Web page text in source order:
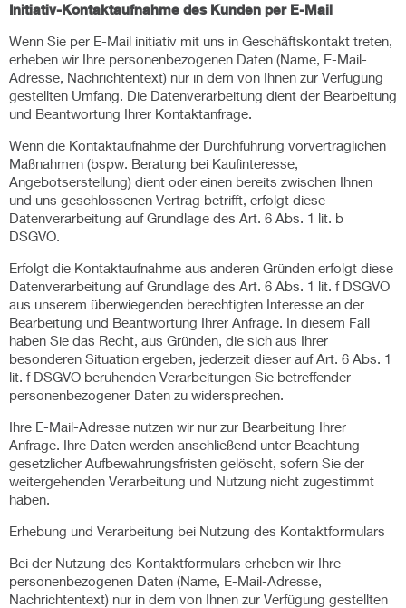
Initiativ-Kontaktaufnahme des Kunden per E-Mail
Wenn Sie per E-Mail initiativ mit uns in Geschäftskontakt treten,
erheben wir Ihre personenbezogenen Daten (Name, E-Mail-
Adresse, Nachrichtentext) nur in dem von Ihnen zur Verfügung
gestellten Umfang. Die Datenverarbeitung dient der Bearbeitung
und Beantwortung Ihrer Kontaktanfrage.
Wenn die Kontaktaufnahme der Durchführung vorvertraglichen
Maßnahmen (bspw. Beratung bei Kaufinteresse,
Angebotserstellung) dient oder einen bereits zwischen Ihnen
und uns geschlossenen Vertrag betrifft, erfolgt diese
Datenverarbeitung auf Grundlage des Art. 6 Abs. 1 lit. b
DSGVO.
Erfolgt die Kontaktaufnahme aus anderen Gründen erfolgt diese
Datenverarbeitung auf Grundlage des Art. 6 Abs. 1 lit. f DSGVO
aus unserem überwiegenden berechtigten Interesse an der
Bearbeitung und Beantwortung Ihrer Anfrage. In diesem Fall
haben Sie das Recht, aus Gründen, die sich aus Ihrer
besonderen Situation ergeben, jederzeit dieser auf Art. 6 Abs. 1
lit. f DSGVO beruhenden Verarbeitungen Sie betreffender
personenbezogener Daten zu widersprechen.
Ihre E-Mail-Adresse nutzen wir nur zur Bearbeitung Ihrer
Anfrage. Ihre Daten werden anschließend unter Beachtung
gesetzlicher Aufbewahrungsfristen gelöscht, sofern Sie der
weitergehenden Verarbeitung und Nutzung nicht zugestimmt
haben.
Erhebung und Verarbeitung bei Nutzung des Kontaktformulars
Bei der Nutzung des Kontaktformulars erheben wir Ihre
personenbezogenen Daten (Name, E-Mail-Adresse,
Nachrichtentext) nur in dem von Ihnen zur Verfügung gestellten